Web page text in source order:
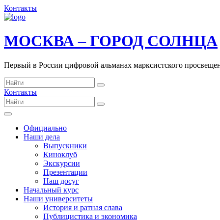
Контакты
МОСКВА – ГОРОД СОЛНЦА
Первый в России цифровой альманах марксистского
Контакты
Официально
Наши дела
Выпускники
Киноклуб
Экскурсии
Презентации
Наш досуг
Начальный курс
Наши университеты
История и ратная слава
Публицистика и экономика